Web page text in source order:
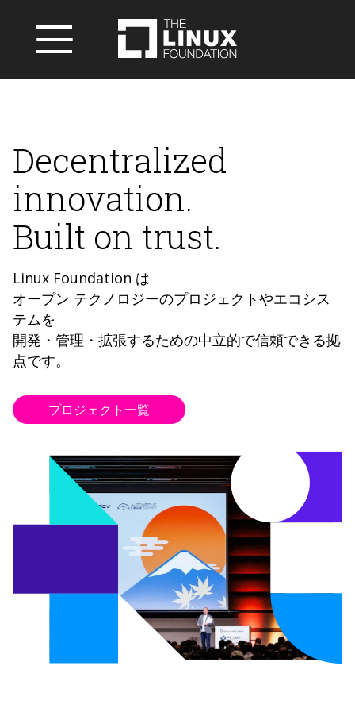
Decentralized
innovation.
Built on trust.
Linux Foundation は
オープン テクノロジーのプロジェクトやエコシス
テムを
開発・管理・拡張するための中立的で信頼できる拠
点です。
プロジェクト一覧